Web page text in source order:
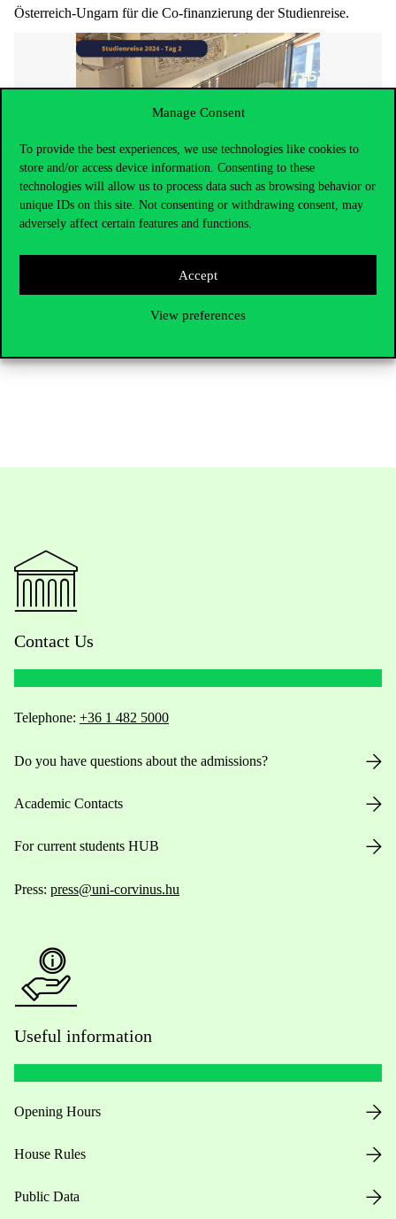
Manage Consent
To provide the best experiences, we use technologies like cookies to
store and/or access device information. Consenting to these
technologies will allow us to process data such as browsing behavior or
unique IDs on this site. Not consenting or withdrawing consent, may
adversely affect certain features and functions.
Accept
View preferences
Österreich-Ungarn für die Co-finanzierung der Studienreise.
Contact Us
Telephone: +36 1 482 5000
Do you have questions about the admissions?
Academic Contacts
For current students HUB
Press: press@uni-corvinus.hu
Useful information
Opening Hours
House Rules
Public Data